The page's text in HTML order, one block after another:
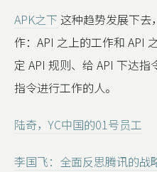
APK之下 这种趋势发展下去
作：API 之上的工作和 API
定 API 规则、给 API 下达指
指令进行工作的人。
陆奇，YC中国的01号员工
李国飞：全面反思腾讯的战